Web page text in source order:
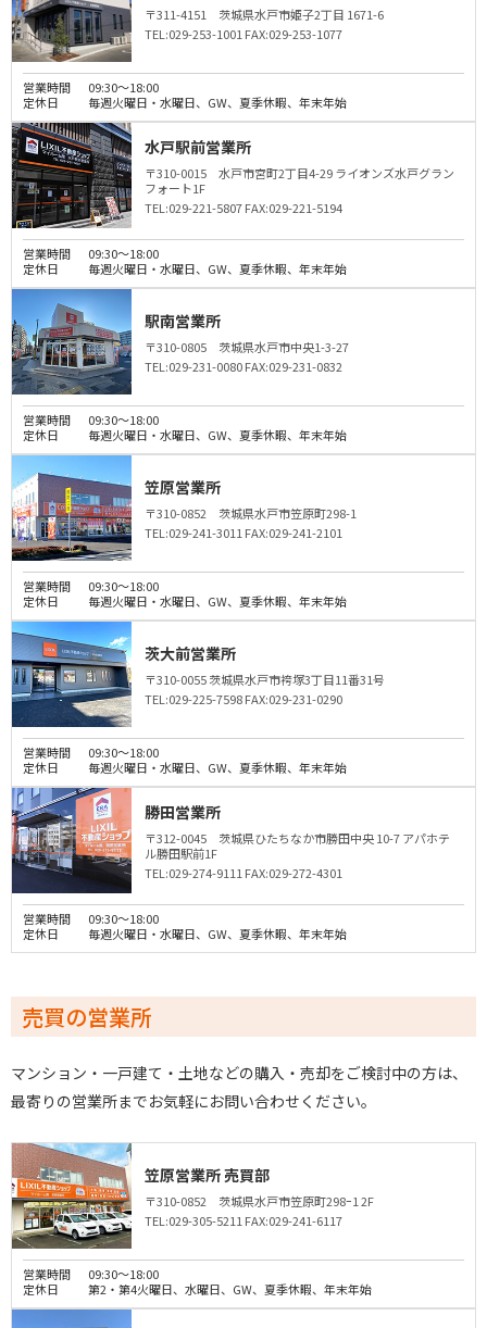
〒311-4151 茨城県水戸市姫子2丁目 1671-6
TEL:029-253-1001 FAX:029-253-1077
営業時間
09:30～18:00
定休日
毎週火曜日・水曜日、GW、夏季休暇、年末年始
水戸駅前営業所
〒310-0015 水戸市宮町2丁目4-29 ライオンズ水戸グラン
フォート1F
TEL:029-221-5807FAX:029-221-5194
営業時間
09:30～18:00
定休日
毎週火曜日・水曜日、GW、夏季休暇、年末年始
駅南営業所
〒310-0805 茨城県水戸市中央1-3-27
TEL:029-231-0080FAX:029-231-0832
営業時間
09:30～18:00
定休日
毎週火曜日・水曜日、GW、夏季休暇、年末年始
笠原営業所
〒310-0852 茨城県水戸市笠原町298-1
TEL:029-241-3011 FAX:029-241-2101
営業時間
09:30～18:00
定休日
毎週火曜日・水曜日、GW、夏季休暇、年末年始
茨大前営業所
〒310-0055 茨城県水戸市袴塚3丁目11番31号
TEL:029-225-7598FAX:029-231-0290
営業時間
09:30～18:00
定休日
毎週火曜日・水曜日、GW、夏季休暇、年末年始
勝田営業所
〒312-0045 茨城県ひたちなか市勝田中央 10-7 アパホテ
ル勝田駅前1F
TEL:029-274-9111 FAX:029-272-4301
営業時間
09:30～18:00
定休日
毎週火曜日・水曜日、GW、夏季休暇、年末年始
売買の営業所
マンション・一戸建て・土地などの購入・売却をご検討中の方は、
最寄りの営業所までお気軽にお問い合わせください。
笠原営業所 売買部
〒310-0852 茨城県水戸市笠原町298ｰ1 2F
TEL:029-305-5211 FAX:029-241-6117
営業時間
09:30～18:00
定休日
第2・第4火曜日、水曜日、GW、夏季休暇、年末年始